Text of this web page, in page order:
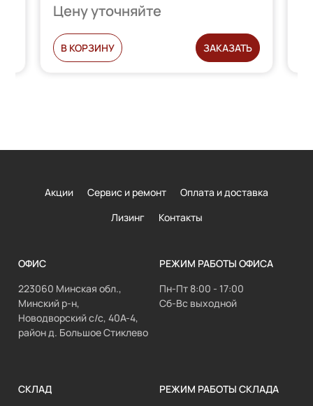
Цену уточняйте
В КОРЗИНУ ЗАКАЗАТЬ
Акции Сервис и ремонт
Оплата и доставка
Лизинг
Контакты
ОФИС
223060 Минская обл.,
Минский р-н,
Новодворский с/с, 40А-4,
район д. Большое Стиклево
РЕЖИМ РАБОТЫ ОФИСА
Пн-Пт 8:00 - 17:00
Сб-Вс выходной
СКЛАД
РЕЖИМ РАБОТЫ СКЛАДА